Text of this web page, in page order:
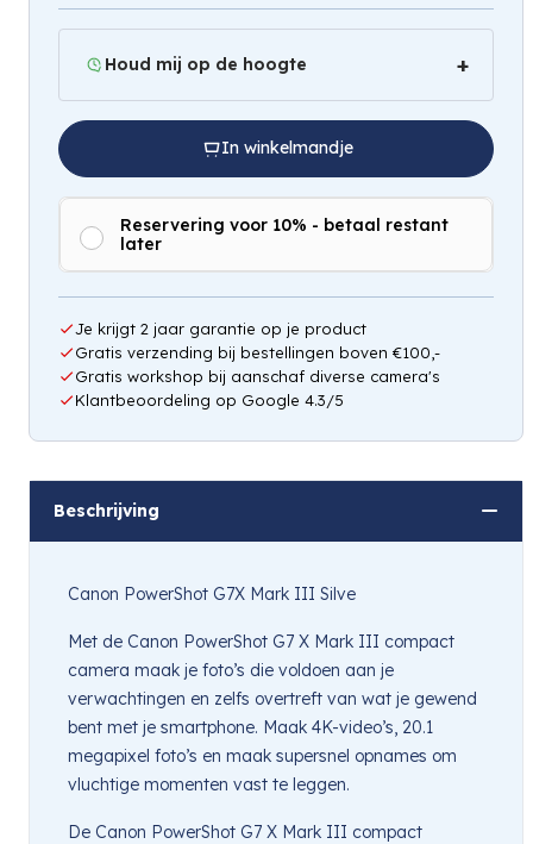
Houd mij op de hoogte
Hou mij op de hoogte
In winkelmandje
Reservering voor 10% - betaal restant
later
Je krijgt 2 jaar garantie op je product
Gratis verzending bij bestellingen boven €100,-
Gratis workshop bij aanschaf diverse camera's
Klantbeoordeling op Google 4.3/5
Beschrijving
Canon PowerShot G7X Mark III Silve
Met de Canon PowerShot G7 X Mark III compact
camera maak je foto’s die voldoen aan je
verwachtingen en zelfs overtreft van wat je gewend
bent met je smartphone. Maak 4K-video’s, 20.1
megapixel foto’s en maak supersnel opnames om
vluchtige momenten vast te leggen.
De Canon PowerShot G7 X Mark III compact